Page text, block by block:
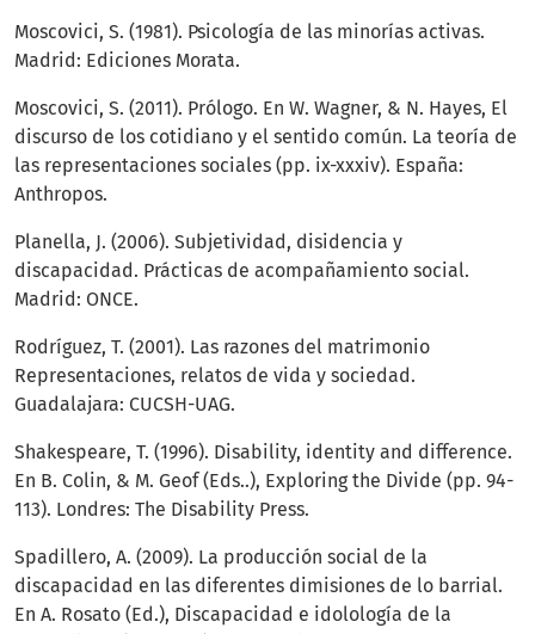
Moscovici, S. (1981). Psicología de las minorías activas.
Madrid: Ediciones Morata.
Moscovici, S. (2011). Prólogo. En W. Wagner, & N. Hayes, El
discurso de los cotidiano y el sentido común. La teoría de
las representaciones sociales (pp. ix-xxxiv). España:
Anthropos.
Planella, J. (2006). Subjetividad, disidencia y
discapacidad. Prácticas de acompañamiento social.
Madrid: ONCE.
Rodríguez, T. (2001). Las razones del matrimonio
Representaciones, relatos de vida y sociedad.
Guadalajara: CUCSH-UAG.
Shakespeare, T. (1996). Disability, identity and difference.
En B. Colin, & M. Geof (Eds..), Exploring the Divide (pp. 94-
113). Londres: The Disability Press.
Spadillero, A. (2009). La producción social de la
discapacidad en las diferentes dimisiones de lo barrial.
En A. Rosato (Ed.), Discapacidad e idolología de la